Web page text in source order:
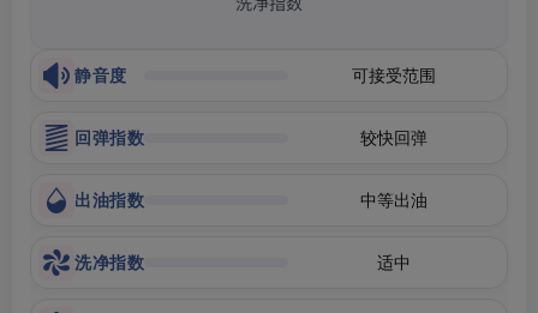
静音度 可接受范围
回弹指数 较快回弹
出油指数 中等出油
洗净指数 适中